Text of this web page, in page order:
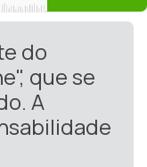
do
que se
A